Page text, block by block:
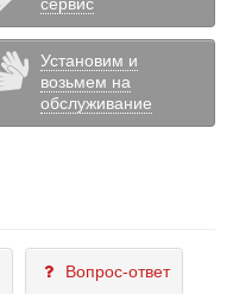
Установим и
возьмем на
обслуживание
Вопрос-ответ